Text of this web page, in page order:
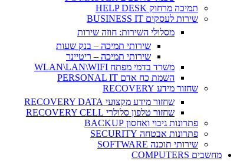
תמיכה מרחוק HELP DESK
שירות לעסקים BUSINESS IT
מסלולי השירות: חוזה שירות
שירותי תמיכה – בנק שעות
שירותי תמיכה – ריטיינר
משרד בדמי מפתח WLAN\LAN\WIFI
השמת כח אדם PERSONAL IT
שחזור מידע RECOVERY
שחזור מידע מקצועי RECOVERY DATA
שחזור טלפון סלולרי RECOVERY CELL
פתרונות גיבוי ואחסון BACKUP
פתרונות אבטחה SECURITY
שירותי תוכנה SOFTWARE
מחשבים COMPUTERS